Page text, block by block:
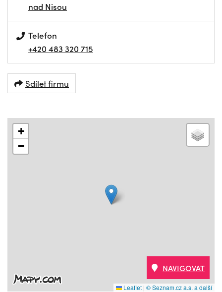
nad Nisou
Telefon
+420 483 320 715
Sdílet firmu
+
−
Leaflet | © Seznam.cz a.s. a další
NAVIGOVAT